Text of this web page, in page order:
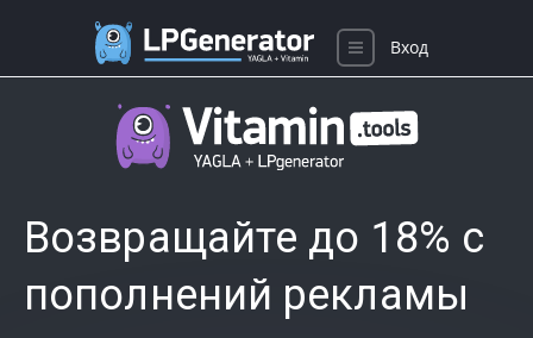
Возвращайте до 18% с
пополнений рекламы
Вход